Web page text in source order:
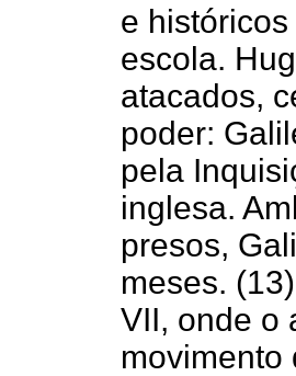
e
escola.
atacados,
poder:
pela
inglesa.
presos,
meses.
VII, onde o
movimento